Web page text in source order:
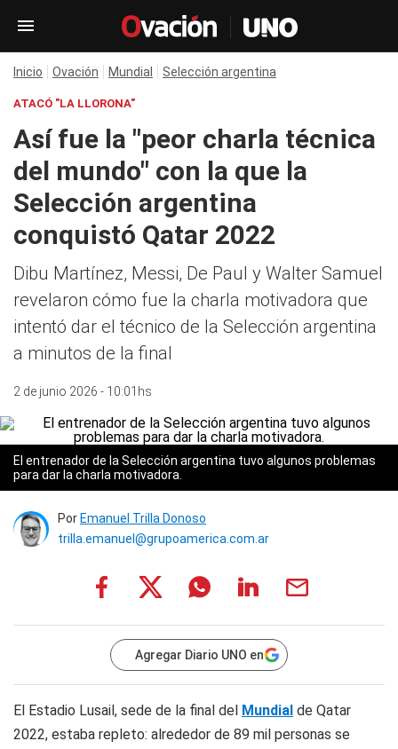
Inicio Ovación Mundial Selección argentina
ATACÓ "LA LLORONA"
Así fue la "peor charla técnica
del mundo" con la que la
Selección argentina
conquistó Qatar 2022
Dibu Martínez, Messi, De Paul y Walter Samuel
revelaron cómo fue la charla motivadora que
intentó dar el técnico de la Selección argentina
a minutos de la final
2 de junio 2026 - 10:01hs
El entrenador de la Selección argentina tuvo algunos problemas
para dar la charla motivadora.
Por Emanuel Trilla Donoso
trilla.emanuel@grupoamerica.com.ar
Agregar Diario UNO en
El Estadio Lusail, sede de la final del Mundial de Qatar
2022, estaba repleto: alrededor de 89 mil personas se